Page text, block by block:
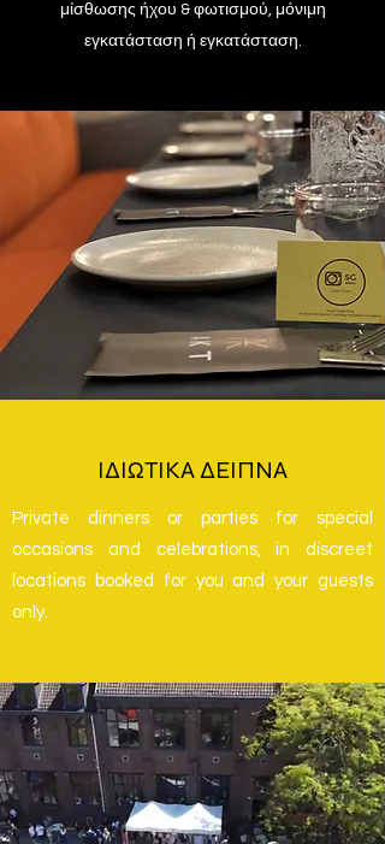
μίσθωσης ήχου & φωτισμού, μόνιμη
εγκατάσταση ή εγκατάσταση.
ΙΔΙΩΤΙΚΑ ΔΕΙΠΝΑ
Private dinners or parties for special
occasions and celebrations, in discreet
locations booked for you and your guests
only.